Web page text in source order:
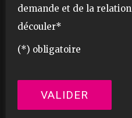
demande et de la
découler*
(*) obligatoire